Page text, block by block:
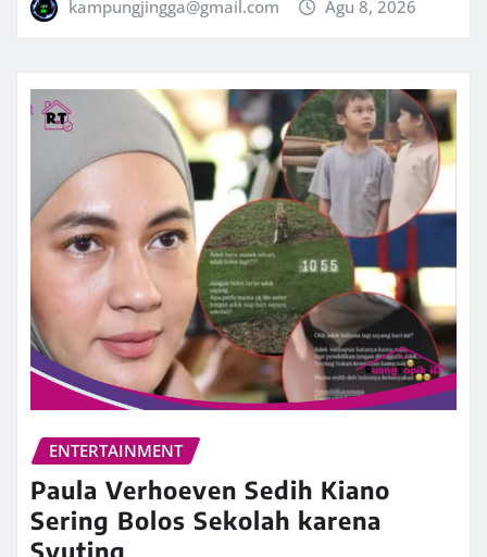
kampungjingga@gmail.com Agu 8, 2026
ENTERTAINMENT
Paula Verhoeven Sedih Kiano
Sering Bolos Sekolah karena
Syuting